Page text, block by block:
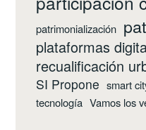
patrimonialización
plataformas
recualificación
SI Propone smart
tecnología Vamos los